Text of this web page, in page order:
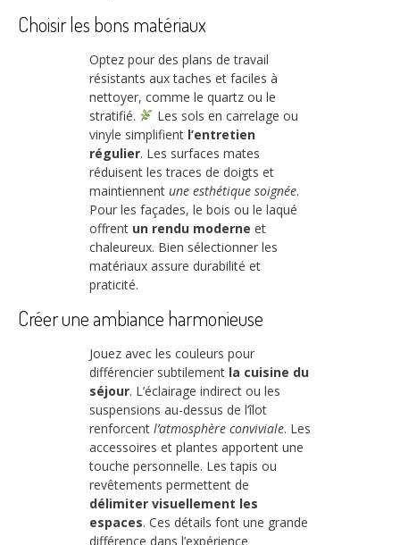
Choisir les bons matériaux
Optez pour des plans de travail
résistants aux taches et faciles à
nettoyer, comme le quartz ou le
stratifié.
Les sols en carrelage ou
vinyle simplifient l’entretien
régulier. Les surfaces mates
réduisent les traces de doigts et
maintiennent une esthétique soignée.
Pour les façades, le bois ou le laqué
offrent un rendu moderne et
chaleureux. Bien sélectionner les
matériaux assure durabilité et
praticité.
Créer une ambiance harmonieuse
Jouez avec les couleurs pour
différencier subtilement la cuisine du
séjour. L’éclairage indirect ou les
suspensions au-dessus de l’îlot
renforcent l’atmosphère conviviale. Les
accessoires et plantes apportent une
touche personnelle. Les tapis ou
revêtements permettent de
délimiter visuellement les
espaces. Ces détails font une grande
différence dans l’expérience